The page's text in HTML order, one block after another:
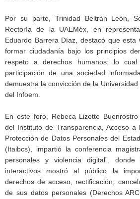
Por su parte, Trinidad Beltrán León,
Rectoría de la UAEMéx, en
Eduardo Barrera Díaz, destacó que esta
formar ciudadanía bajo los principios
respeto a derechos humanos; lo
participación de una sociedad
demuestra la convicción de la
del Infoem.
En este foro, Rebeca Lizette
del Instituto de Transparencia, Acceso
Protección de Datos Personales del
(Itaibcs), impartió la conferencia
personales y violencia digital”,
interactivos mostró al público la
derechos de acceso, rectificación,
de sus datos personales (Derechos